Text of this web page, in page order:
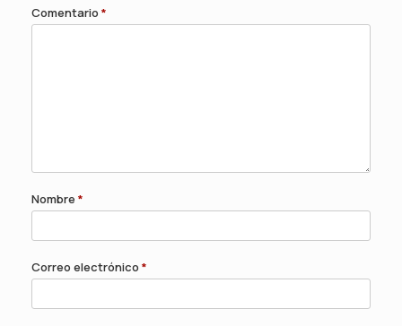
Comentario *
Nombre *
Correo electrónico *